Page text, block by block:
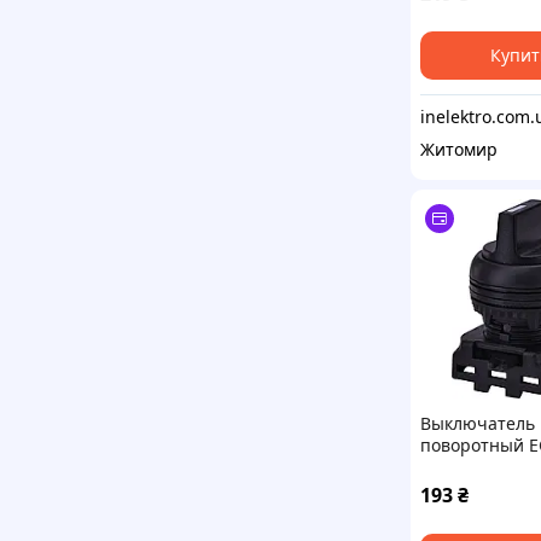
подсветкой
бесцветный),
Житомир
Выключатель
поворотный
C (2-х поз., с
90°, черный)
193₴